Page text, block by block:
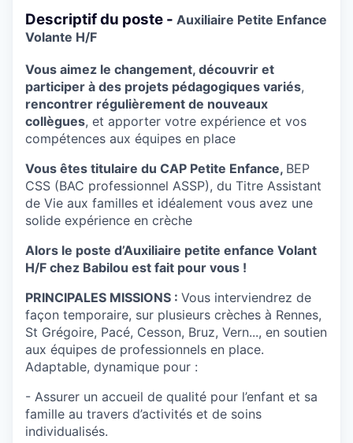
Descriptif du poste - Auxiliaire Petite Enfance
Volante H/F
Vous aimez le changement, découvrir et
participer à des projets pédagogiques variés,
rencontrer régulièrement de nouveaux
collègues, et apporter votre expérience et vos
compétences aux équipes en place
Vous êtes titulaire du CAP Petite Enfance, BEP
CSS (BAC professionnel ASSP), du Titre Assistant
de Vie aux familles et idéalement vous avez une
solide expérience en crèche
Alors le poste d’Auxiliaire petite enfance Volant
H/F chez Babilou est fait pour vous !
PRINCIPALES MISSIONS : Vous interviendrez de
façon temporaire, sur plusieurs crèches à Rennes,
St Grégoire, Pacé, Cesson, Bruz, Vern..., en soutien
aux équipes de professionnels en place.
Adaptable, dynamique pour :
- Assurer un accueil de qualité pour l’enfant et sa
famille au travers d’activités et de soins
individualisés.